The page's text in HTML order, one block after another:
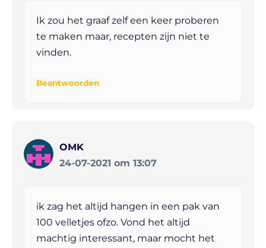
Ik zou het graaf zelf een keer proberen
te maken maar, recepten zijn niet te
vinden.
Beantwoorden
OMK
24-07-2021 om 13:07
ik zag het altijd hangen in een pak van
100 velletjes ofzo. Vond het altijd
machtig interessant, maar mocht het